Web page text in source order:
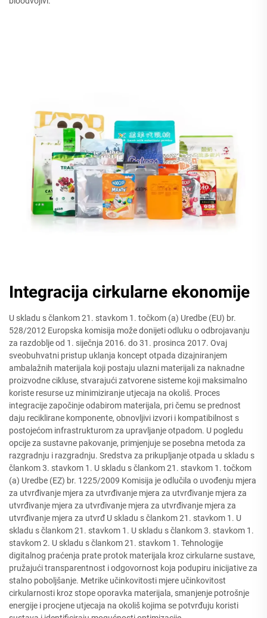
Integracija cirkularne ekonomije
U skladu s člankom 21. stavkom 1. točkom (a) Uredbe (EU) br.
528/2012 Europska komisija može donijeti odluku o odbrojavanju
za razdoblje od 1. siječnja 2016. do 31. prosinca 2017. Ovaj
sveobuhvatni pristup uklanja koncept otpada dizajniranjem
ambalažnih materijala koji postaju ulazni materijali za naknadne
proizvodne cikluse, stvarajući zatvorene sisteme koji maksimalno
koriste resurse uz minimiziranje utjecaja na okoliš. Proces
integracije započinje odabirom materijala, pri čemu se prednost
daju reciklirane komponente, obnovljivi izvori i kompatibilnost s
postojećom infrastrukturom za upravljanje otpadom. U pogledu
opcije za sustavne pakovanje, primjenjuje se posebna metoda za
razgradnju i razgradnju. Sredstva za prikupljanje otpada u skladu s
člankom 3. stavkom 1. U skladu s člankom 21. stavkom 1. točkom
(a) Uredbe (EZ) br. 1225/2009 Komisija je odlučila o uvođenju mjera
za utvrđivanje mjera za utvrđivanje mjera za utvrđivanje mjera za
utvrđivanje mjera za utvrđivanje mjera za utvrđivanje mjera za
utvrđivanje mjera za utvrđ U skladu s člankom 21. stavkom 1. U
skladu s člankom 21. stavkom 1. U skladu s člankom 3. stavkom 1.
stavkom 2. U skladu s člankom 21. stavkom 1. Tehnologije
digitalnog praćenja prate protok materijala kroz cirkularne sustave,
pružajući transparentnost i odgovornost koja podupiru inicijative za
stalno poboljšanje. Metrike učinkovitosti mjere učinkovitost
cirkularnosti kroz stope oporavka materijala, smanjenje potrošnje
energije i procjene utjecaja na okoliš kojima se potvrđuju koristi